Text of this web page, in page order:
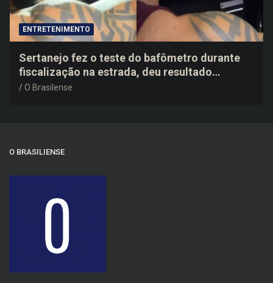
ENTRETENIMENTO
Sertanejo fez o teste do bafômetro durante
fiscalização na estrada, deu resultado
negativo e elogiou o trabalho dos agentes de
O Brasilense
O BRASILIENSE